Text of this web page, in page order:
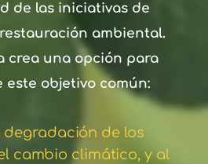
de las iniciativas de
crea una opción para
objetivo común:
degradación de los
cambio climático, y al